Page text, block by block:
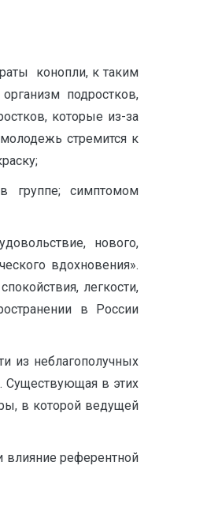
конопли, к таким
подростков,
которые из-за
стремится к
группе; симптомом
нового,
вдохновения».
легкости,
в России
из неблагополучных
Существующая в этих
в которой ведущей
влияние референтной